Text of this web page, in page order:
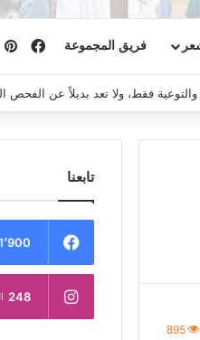
فريق المجموعة
فقط، ولا تعد بديلاً عن
895
تابعنا
248